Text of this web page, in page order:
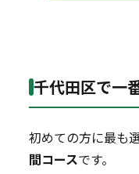
千代田区で一
初めての方に最も
間コースです。